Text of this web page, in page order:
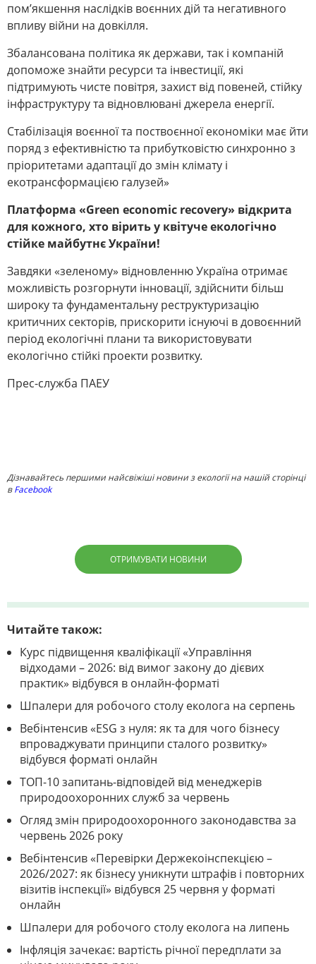
пом’якшення наслідків воєнних дій та негативного
впливу війни на довкілля.
Збалансована політика як держави, так і компаній
допоможе знайти ресурси та інвестиції, які
підтримують чисте повітря, захист від повеней, стійку
інфраструктуру та відновлювані джерела енергії.
Стабілізація воєнної та поствоєнної економіки має йти
поряд з ефективністю та прибутковістю синхронно з
пріоритетами адаптації до змін клімату і
екотрансформацією галузей»
Платформа «Green economic recovery» відкрита
для кожного, хто вірить у квітуче екологічно
стійке майбутнє України!
Завдяки «зеленому» відновленню Україна отримає
можливість розгорнути інновації, здійснити більш
широку та фундаментальну реструктуризацію
критичних секторів, прискорити існуючі в довоєнний
період екологічні плани та використовувати
екологічно стійкі проекти розвитку.
Прес-служба ПАЕУ
Дізнавайтесь першими найсвіжіші новини з екології на нашій сторінці
вFacebook
ОТРИМУВАТИ НОВИНИ
Читайте також:
Курс підвищення кваліфікації «Управління
відходами – 2026: від вимог закону до дієвих
практик» відбувся в онлайн-форматі
Шпалери для робочого столу еколога на серпень
Вебінтенсив «ESG з нуля: як та для чого бізнесу
впроваджувати принципи сталого розвитку»
відбувся форматі онлайн
ТОП-10 запитань-відповідей від менеджерів
природоохоронних служб за червень
Огляд змін природоохоронного законодавства за
червень 2026 року
Вебінтенсив «Перевірки Держекоінспекцією –
2026/2027: як бізнесу уникнути штрафів і повторних
візитів інспекції» відбувся 25 червня у форматі
онлайн
Шпалери для робочого столу еколога на липень
Інфляція зачекає: вартість річної передплати за